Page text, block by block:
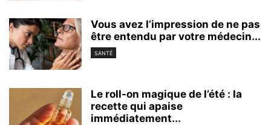
Vous avez l’impression de ne pas
être entendu par votre médecin...
SANTÉ
Le roll-on magique de l’été : la
recette qui apaise
immédiatement...